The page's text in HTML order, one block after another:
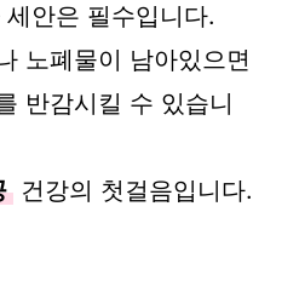
안은 필수입니다.
노폐물이 남아있으면
반감시킬 수 있습니
건강의 첫걸음입니다.